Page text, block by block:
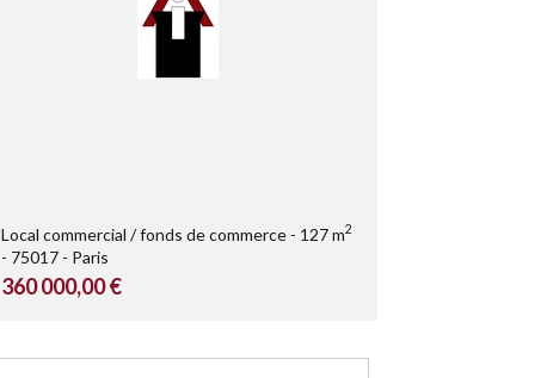
Local commercial / fonds de commerce 127 m2
75017 Paris
360 000,00 €